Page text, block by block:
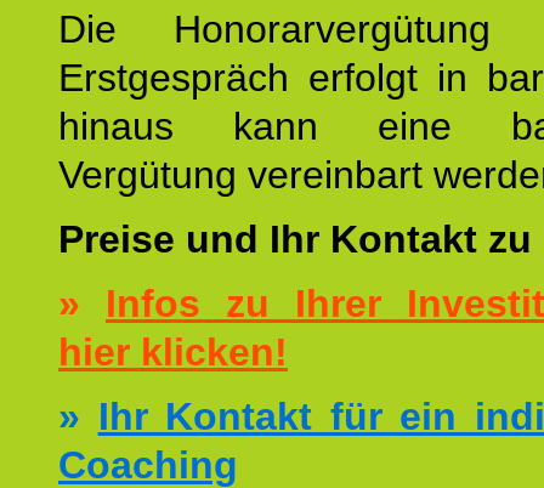
Die
Erstgespräch erfolgt in
hinaus kann eine
Vergütung vereinbart
Preise und Ihr Kontakt
» Infos zu Ihrer
hier klicken!
» Ihr Kontakt für ein
Coaching